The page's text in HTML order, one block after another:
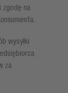
zgodę na
wysyłki
za